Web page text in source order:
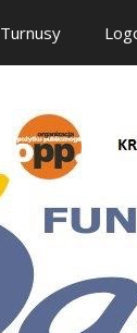
Turnusy